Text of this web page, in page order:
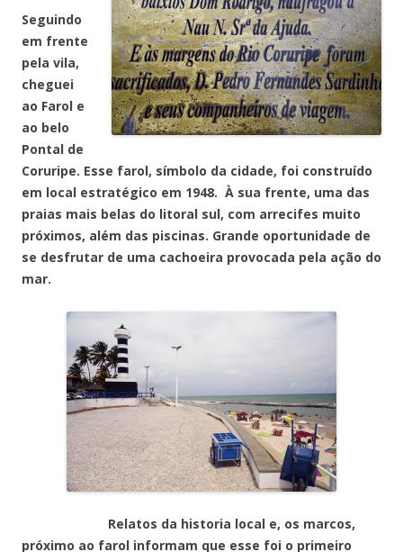
Seguindo
em frente
pela vila,
cheguei
ao Farol e
ao belo
Pontal de
Coruripe. Esse farol, símbolo da cidade, foi construído
em local estratégico em 1948. À sua frente, uma das
praias mais belas do litoral sul, com arrecifes muito
próximos, além das piscinas. Grande oportunidade de
se desfrutar de uma cachoeira provocada pela ação do
mar.
Relatos da historia local e, os marcos,
próximo ao farol informam que esse foi o primeiro